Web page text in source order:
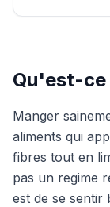
Qu'est-ce
Manger
aliments qui
fibres tout en
pas un regime
est de se sentir